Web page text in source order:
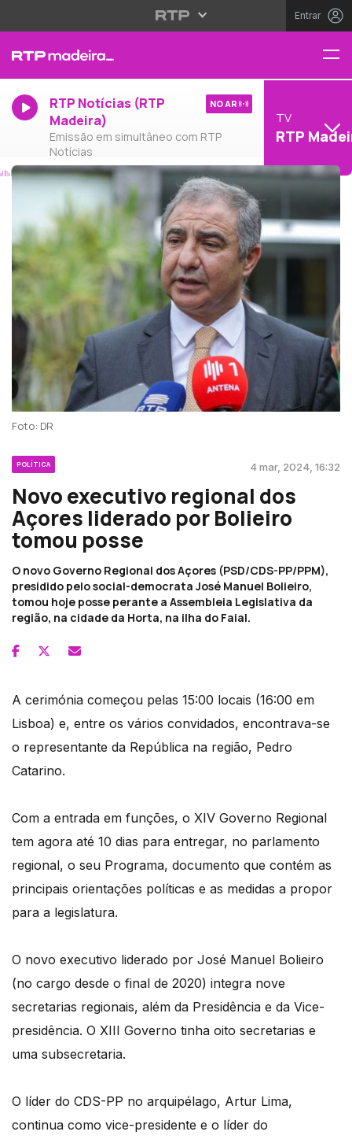
Entrar
RTP Notícias (RTP
Madeira)
Emissão em simultâneo com RTP
Notícias
NO AR
TV
RTP
Foto: DR
POLÍTICA 4 mar, 2024, 16:32
Novo executivo regional dos
Açores liderado por Bolieiro
tomou posse
O novo Governo Regional dos Açores (PSD/CDS-PP/PPM),
presidido pelo social-democrata José Manuel Bolieiro,
tomou hoje posse perante a Assembleia Legislativa da
região, na cidade da Horta, na ilha do Faial.
A cerimónia começou pelas 15:00 locais (16:00 em
Lisboa) e, entre os vários convidados, encontrava-se
o representante da República na região, Pedro
Catarino.
Com a entrada em funções, o XIV Governo Regional
tem agora até 10 dias para entregar, no parlamento
regional, o seu Programa, documento que contém as
principais orientações políticas e as medidas a propor
para a legislatura.
O novo executivo liderado por José Manuel Bolieiro
(no cargo desde o final de 2020) integra nove
secretarias regionais, além da Presidência e da Vice-
presidência. O XIII Governo tinha oito secretarias e
uma subsecretaria.
O líder do CDS-PP no arquipélago, Artur Lima,
continua como vice-presidente e o líder do